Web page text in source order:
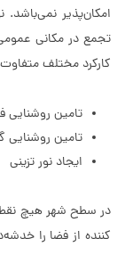
امکان‌پذیر نمی‌باشد.
تجمع در مکانی
کارکرد مختلف
تامین روشنایی
تامین روشنایی
ایجاد نور تزینی
در سطح شهر هیچ
کننده از فضا را